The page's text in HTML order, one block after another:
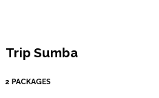
Trip Sumba
2 PACKAGES